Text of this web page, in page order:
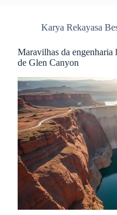
Karya Rekayasa
Maravilhas da
de Glen Canyon